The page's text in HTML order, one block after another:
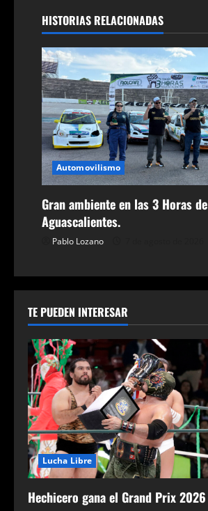
g
a
c
i
ó
n
d
e
n
t
r
a
d
a
s
HISTORIAS RELACIONADAS
Automovilismo
Gran ambiente en las 3 Horas de
Aguascalientes.
Pablo Lozano
TE PUEDEN INTERESAR
Lucha Libre
Hechicero gana el Grand Prix 2026